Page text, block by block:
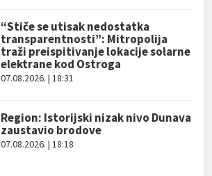
“Stiče se utisak nedostatka
transparentnosti”: Mitropolija
traži preispitivanje lokacije solarne
elektrane kod Ostroga
07.08.2026. | 18:31
Region: Istorijski nizak nivo Dunava
zaustavio brodove
07.08.2026. | 18:18